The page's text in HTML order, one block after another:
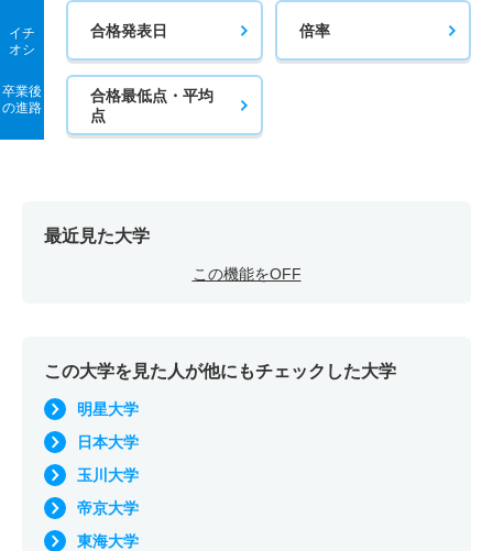
イチ
オシ
卒業後
の進路
合格発表日 倍率
合格最低点・平均
点
最近見た大学
この機能をOFF
この大学を見た人が他にもチェックした大学
明星大学
日本大学
玉川大学
帝京大学
東海大学